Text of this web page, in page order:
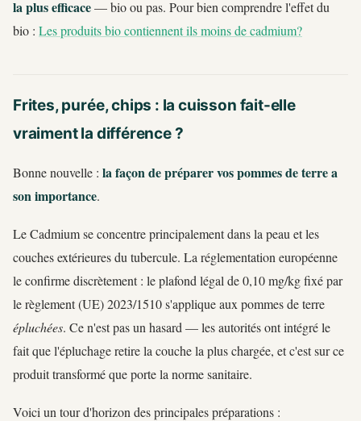
la plus efficace— bio ou pas. Pour bien comprendre l'effet du
bio : Les produits bio contiennent ils moins de cadmium?
Frites, purée, chips : la cuisson fait-elle
vraiment la différence ?
Bonne nouvelle : la façon de préparer vos pommes de terre a
son importance.
Le Cadmium se concentre principalement dans la peau et les
couches extérieures du tubercule. La réglementation européenne
le confirme discrètement : le plafond légal de 0,10 mg/kg fixé par
le règlement (UE) 2023/1510 s'applique aux pommes de terre
épluchées. Ce n'est pas un hasard — les autorités ont intégré le
fait que l'épluchage retire la couche la plus chargée, et c'est sur ce
produit transformé que porte la norme sanitaire.
Voici un tour d'horizon des principales préparations :